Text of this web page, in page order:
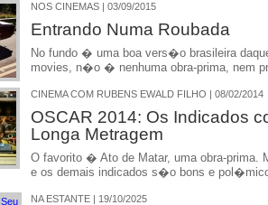
NOS CINEMAS | 03/09/2015
Entrando Numa Roubada
No fundo � uma boa vers�o brasileira
movies, n�o � nenhuma obra-prima, nem
CINEMA COM RUBENS EWALD FILHO | 08/02/2014
OSCAR 2014: Os Indicados
Longa Metragem
O favorito � Ato de Matar, uma obra-prima.
e os demais indicados s�o bons e
NA ESTANTE | 19/10/2025